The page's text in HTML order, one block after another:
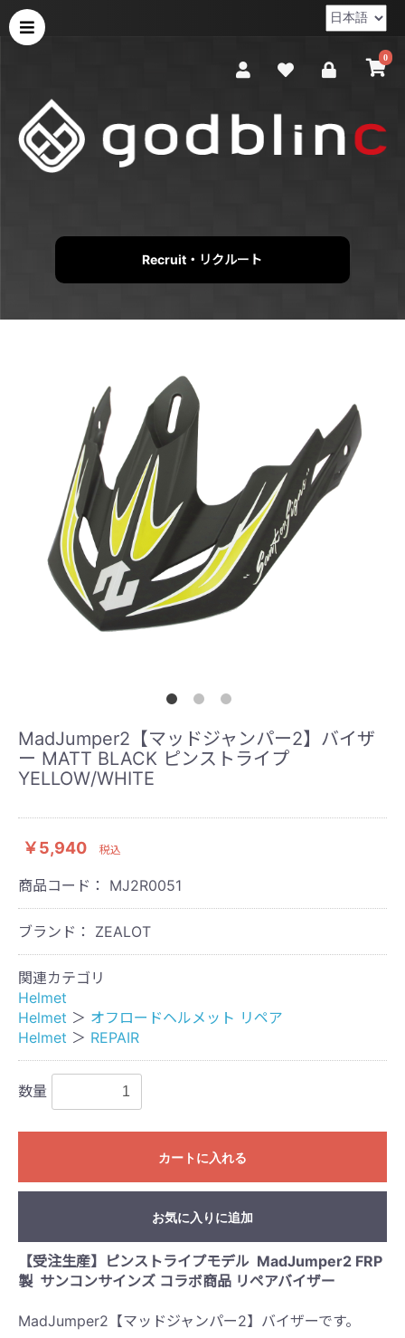
0
Recruit・リクルート
MadJumper2【マッドジャンパー2】バイザ
ー MATT BLACK ピンストライプ
YELLOW/WHITE
￥5,940 税込
商品コード： MJ2R0051
ブランド： ZEALOT
関連カテゴリ
Helmet
Helmet ＞ オフロードヘルメット リペア
Helmet ＞ REPAIR
数量
カートに入れる
お気に入りに追加
【受注生産】ピンストライプモデル MadJumper2 FRP
製 サンコンサインズ コラボ商品 リペアバイザー
MadJumper2【マッドジャンパー2】バイザーです。